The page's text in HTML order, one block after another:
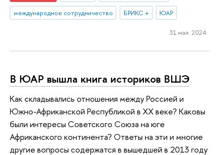
международное сотрудничество
БРИКС + ЮАР
31 мая 2024
В ЮАР вышла книга историков ВШЭ
Как складывались отношения между Россией и
Южно-Африканской Республикой в XX веке? Каковы
были интересы Советского Союза на юге
Африканского континента? Ответы на эти и многие
другие вопросы содержатся в вышедшей в 2013 году